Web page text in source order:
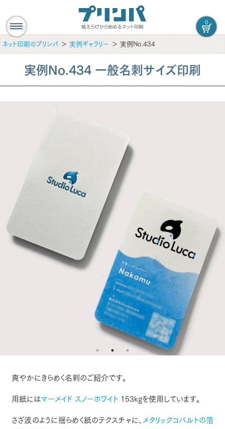
0
ネット印刷のプリンパ 実例ギャラリー 実例No.434
実例No.434 一般名刺サイズ印刷
爽やかにきらめく名刺のご紹介です。
用紙にはマーメイド スノーホワイト153kgを使用しています。
さざ波のように揺らめく紙のテクスチャに、
メタリックコバルトの箔